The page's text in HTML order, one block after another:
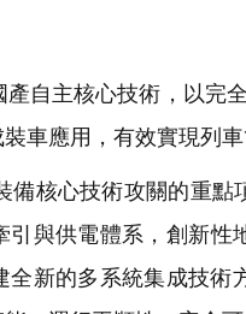
自主核心技術，以完
車應用，有效實現列
核心技術攻關的重點
與供電體系，創新
全新的多系統集成技